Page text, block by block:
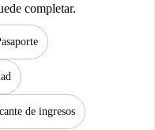
completar.
de ingresos